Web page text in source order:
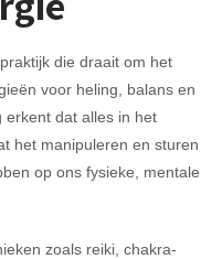
die draait om het
voor heling, balans en
erkent dat alles in het
het manipuleren en sturen
op ons fysieke, mentale
zoals reiki, chakra-